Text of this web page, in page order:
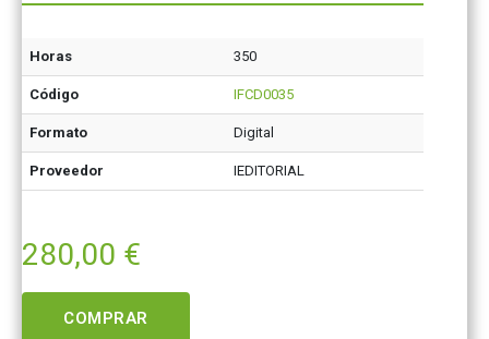
Horas 350
Código IFCD0035
Formato Digital
Proveedor IEDITORIAL
280,00 €
COMPRAR